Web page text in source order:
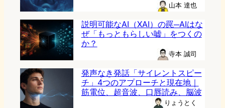
山本 達也
説明可能なAI（XAI）の罠─AIはな
ぜ「もっともらしい嘘」をつくの
か？
寺本 誠司
発声なき発話「サイレントスピー
チ」4つのアプローチと現在地｜
筋電位、超音波、口唇読み、脳波
りょうとく